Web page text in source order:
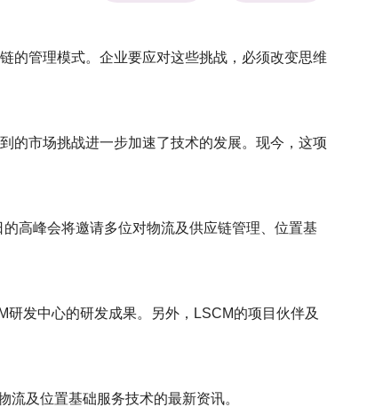
的管理模式。 企业要应对这些挑战，必须改变思维
的市场挑战进一步加速了技术的发展。 现今，这项
的高峰会将邀请多位对物流及供应链管理、位置基
发中心的研发成果。 另外， LSCM的项目伙伴及
流及位置基础服务技术的最新资讯。